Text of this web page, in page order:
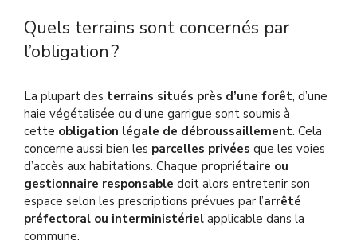
Quels terrains sont concernés par
l’obligation ?
La plupart des terrains situés près d’une forêt, d’une
haie végétalisée ou d’une garrigue sont soumis à
cette obligation légale de débroussaillement. Cela
concerne aussi bien les parcelles privées que les voies
d’accès aux habitations. Chaque propriétaire ou
gestionnaire responsable doit alors entretenir son
espace selon les prescriptions prévues par l’arrêté
préfectoral ou interministériel applicable dans la
commune.